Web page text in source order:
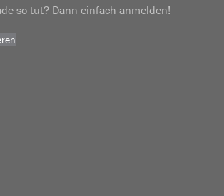
so tut? Dann einfach anmelden!